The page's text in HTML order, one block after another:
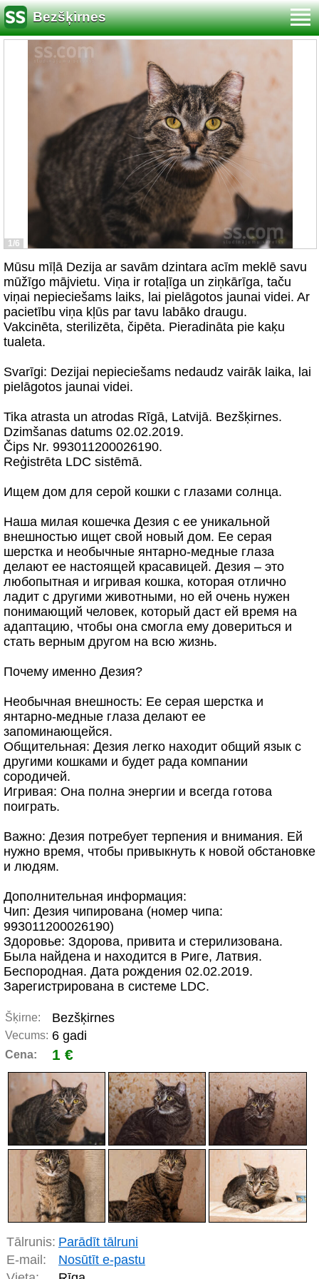
Bezšķirnes
1/6
Mūsu mīļā Dezija ar savām dzintara acīm meklē savu
mūžīgo mājvietu. Viņa ir rotaļīga un ziņkārīga, taču
viņai nepieciešams laiks, lai pielāgotos jaunai videi. Ar
pacietību viņa kļūs par tavu labāko draugu.
Vakcinēta, sterilizēta, čipēta. Pieradināta pie kaķu
tualeta.
Svarīgi: Dezijai nepieciešams nedaudz vairāk laika, lai
pielāgotos jaunai videi.
Tika atrasta un atrodas Rīgā, Latvijā. Bezšķirnes.
Dzimšanas datums 02.02.2019.
Čips Nr. 993011200026190.
Reģistrēta LDC sistēmā.
Ищем дом для серой кошки с глазами солнца.
Наша милая кошечка Дезия с ее уникальной
внешностью ищет свой новый дом. Ее серая
шерстка и необычные янтарно-медные глаза
делают ее настоящей красавицей. Дезия – это
любопытная и игривая кошка, которая отлично
ладит с другими животными, но ей очень нужен
понимающий человек, который даст ей время на
адаптацию, чтобы она смогла ему довериться и
стать верным другом на всю жизнь.
Почему именно Дезия?
Необычная внешность: Ее серая шерстка и
янтарно-медные глаза делают ее
запоминающейся.
Общительная: Дезия легко находит общий язык с
другими кошками и будет рада компании
сородичей.
Игривая: Она полна энергии и всегда готова
поиграть.
Важно: Дезия потребует терпения и внимания. Ей
нужно время, чтобы привыкнуть к новой обстановке
и людям.
Дополнительная информация:
Чип: Дезия чипирована (номер чипа:
993011200026190)
Здоровье: Здорова, привита и стерилизована.
Была найдена и находится в Риге, Латвия.
Беспородная. Дата рождения 02.02.2019.
Зарегистрирована в системе LDC.
Šķirne: Bezšķirnes
Vecums: 6 gadi
Cena: 1 €
Tālrunis: Parādīt tālruni
E-mail:
Nosūtīt e-pastu